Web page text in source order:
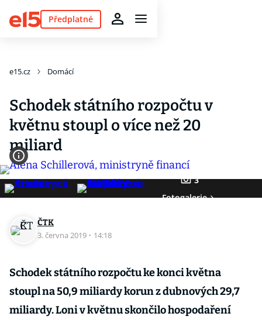
Předplatné
e15.cz Domácí
Schodek státního rozpočtu v
květnu stoupl o více než 20
miliard
3
Fotogalerie
ČTK
3. června 2019 · 14:18
Schodek státního rozpočtu ke konci května
stoupl na 50,9 miliardy korun z dubnových 29,7
miliardy. Loni v květnu skončilo hospodaření